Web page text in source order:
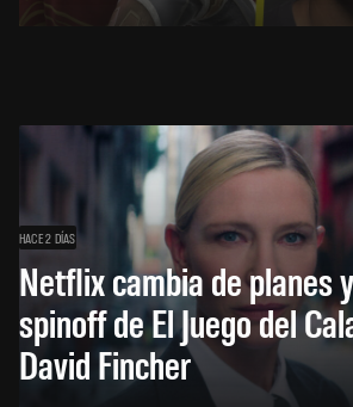
HACE 2 DÍAS
Netflix cambia de planes
spinoff de El Juego del
David Fincher